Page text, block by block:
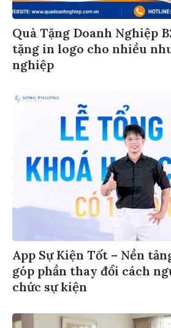
Quà Tặng Doanh Nghiệp
tặng in logo cho nhiều
nghiệp
App Sự Kiện Tốt – Nền
góp phần thay đổi cách
chức sự kiện